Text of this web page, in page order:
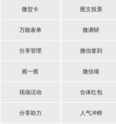
微贺卡 图文投票
万能表单 微调研
分享管理 微信签到
摇一摇 微信墙
现场活动 合体红包
分享助力 人气冲榜